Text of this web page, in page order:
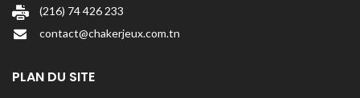
(216) 74 426 233
contact@chakerjeux.com.tn
PLAN DU SITE